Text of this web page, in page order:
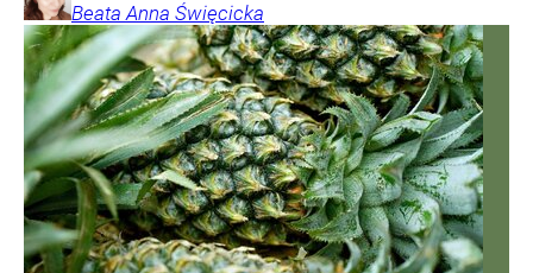
Beata Anna Święcicka